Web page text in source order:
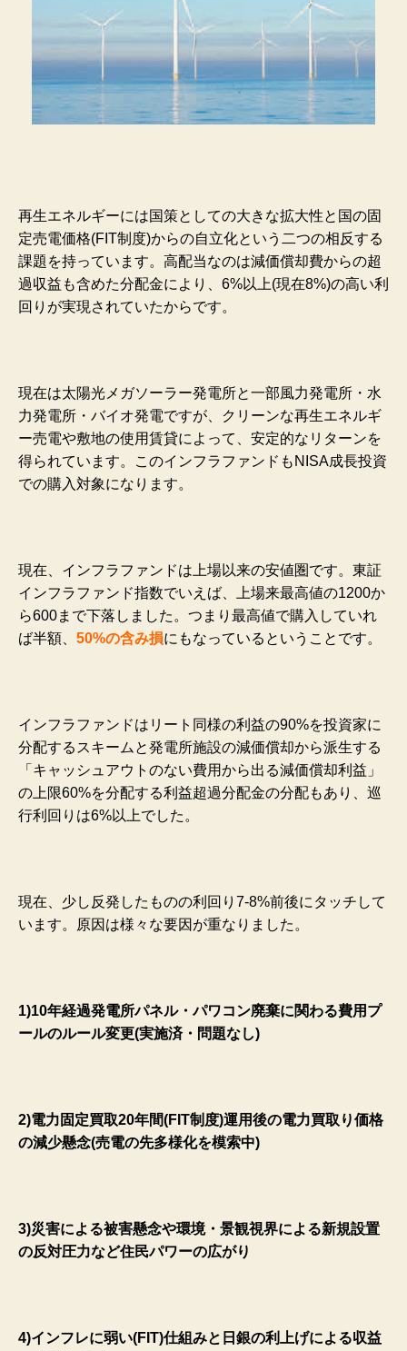
再生エネルギーには国策としての大きな拡大性と国の固
定売電価格(FIT制度)からの自立化という二つの相反する
課題を持っています。高配当なのは減価償却費からの超
過収益も含めた分配金により、6%以上(現在8%)の高い利
回りが実現されていたからです。
現在は太陽光メガソーラー発電所と一部風力発電所・水
力発電所・バイオ発電ですが、クリーンな再生エネルギ
ー売電や敷地の使用賃貸によって、安定的なリターンを
得られています。このインフラファンドもNISA成長投資
での購入対象になります。
現在、インフラファンドは上場以来の安値圏です。東証
インフラファンド指数でいえば、上場来最高値の1200か
ら600まで下落しました。つまり最高値で購入していれ
ば半額、 50%の含み損にもなっているということです。
インフラファンドはリート同様の利益の90%を投資家に
分配するスキームと発電所施設の減価償却から派生する
「キャッシュアウトのない費用から出る減価償却利益」
の上限60%を分配する利益超過分配金の分配もあり、巡
行利回りは6%以上でした。
現在、少し反発したものの利回り7-8%前後にタッチして
います。原因は様々な要因が重なりました。
1)10年経過発電所パネル・パワコン廃棄に関わる費用プ
ールのルール変更(実施済・問題なし)
2)電力固定買取20年間(FIT制度)運用後の電力買取り価格
の減少懸念(売電の先多様化を模索中)
3)災害による被害懸念や環境・景観視界による新規設置
の反対圧力など住民パワーの広がり
4)インフレに弱い(FIT)仕組みと日銀の利上げによる収益